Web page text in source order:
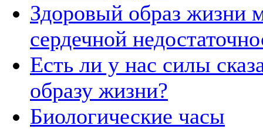
Здоровый образ жизни
сердечной
Есть ли у нас силы
образу жизни?
Биологические часы